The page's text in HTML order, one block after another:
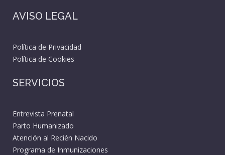
AVISO LEGAL
Política de Privacidad
Política de Cookies
SERVICIOS
Entrevista Prenatal
Parto Humanizado
Atención al Recién Nacido
Programa de Inmunizaciones